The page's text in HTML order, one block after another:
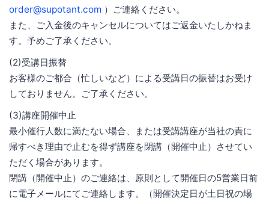
order@supotant.com ）ご連絡ください。
また、ご入金後のキャンセルについてはご返金いたしかねま
す。予めご了承ください。
(2)受講日振替
お客様のご都合（忙しいなど）による受講日の振替はお受け
しておりません。ご了承ください。
(3)講座開催中止
最小催行人数に満たない場合、または受講講座が当社の責に
帰すべき理由で止むを得ず講座を閉講（開催中止）させてい
ただく場合があります。
閉講（開催中止）のご連絡は、原則として開催日の5営業日前
に電子メールにてご連絡します。（開催決定日が土日祝の場